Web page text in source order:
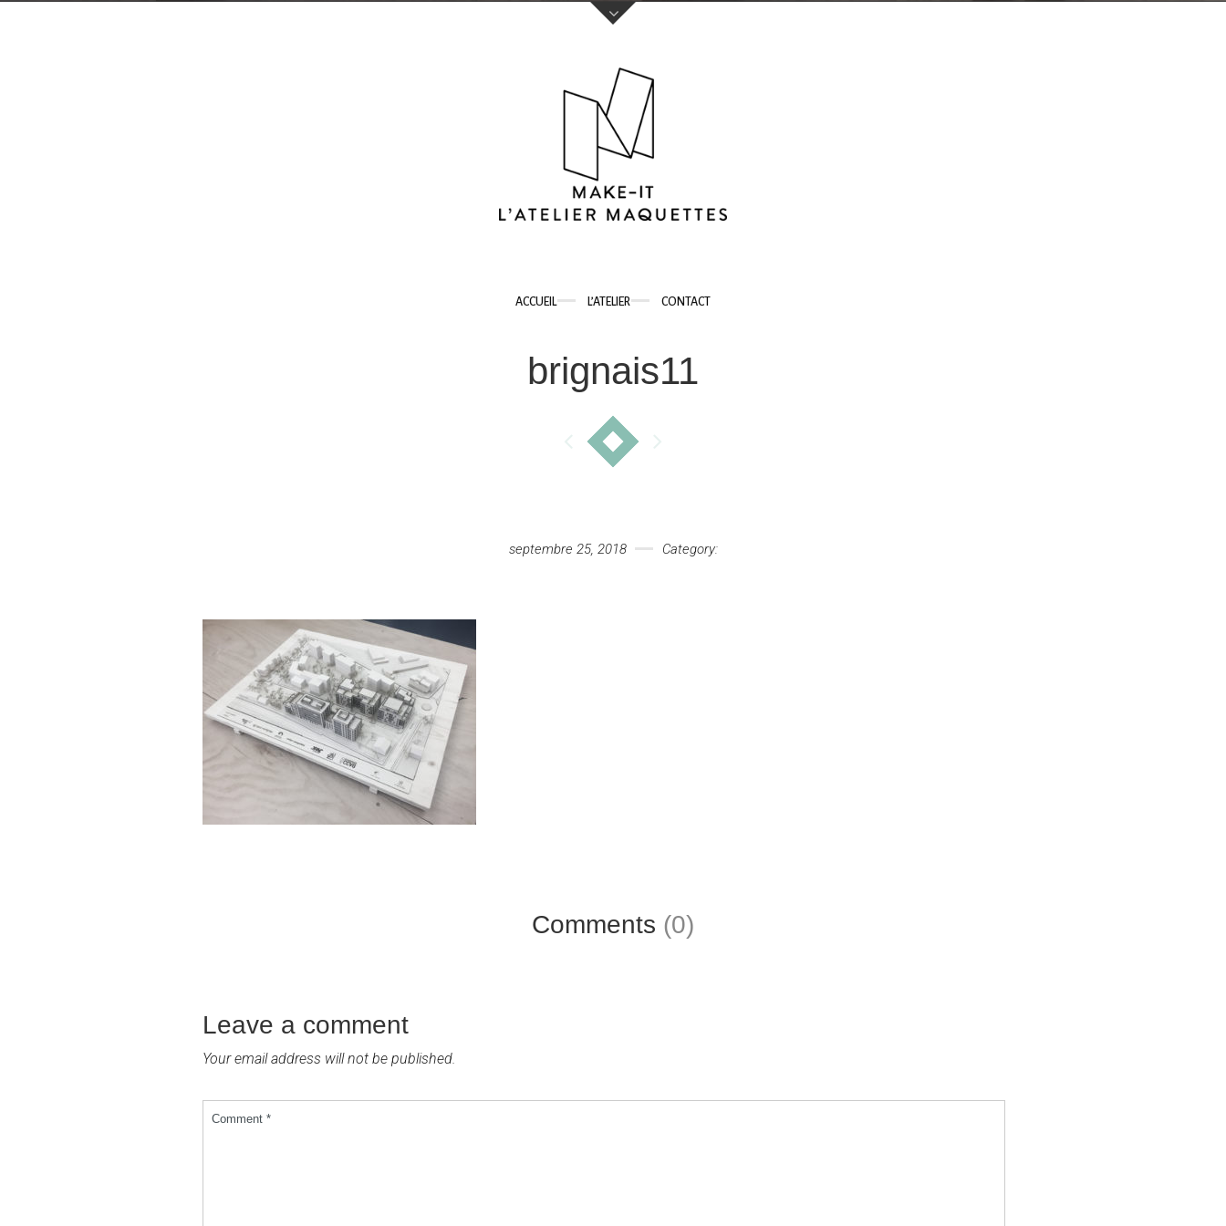
ACCUEIL L’ATELIER CONTACT
brignais11
septembre 25, 2018 Category:
Comments (0)
Leave a comment
Your email address will not be published.
Comment *